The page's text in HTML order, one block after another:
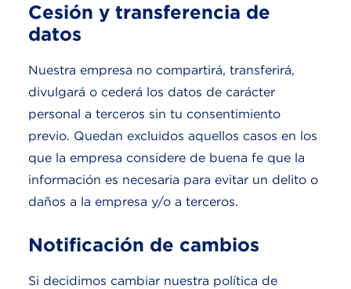
Cesión y transferencia de
datos
Nuestra empresa no compartirá, transferirá,
divulgará o cederá los datos de carácter
personal a terceros sin tu consentimiento
previo. Quedan excluidos aquellos casos en los
que la empresa considere de buena fe que la
información es necesaria para evitar un delito o
daños a la empresa y/o a terceros.
Notificación de cambios
Si decidimos cambiar nuestra política de